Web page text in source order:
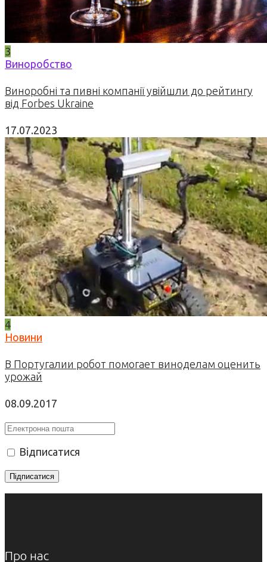
3
Виноробство
Виноробні та пивні компанії увійшли до рейтингу
від Forbes Ukraine
17.07.2023
4
Новини
В Португалии робот помогает виноделам оценить
урожай
08.09.2017
Відписатися
Про нас